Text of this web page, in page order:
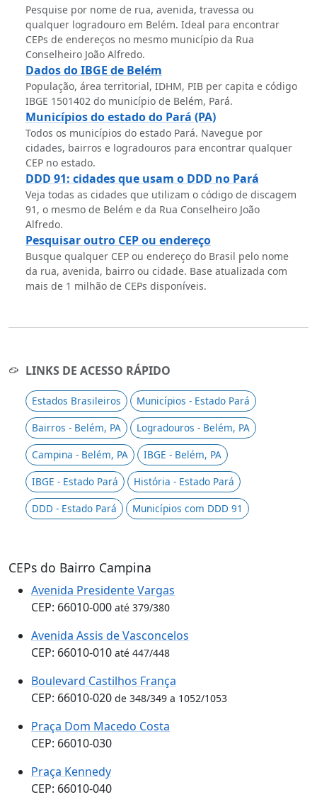
Pesquise por nome de rua, avenida, travessa ou
qualquer logradouro em Belém. Ideal para encontrar
CEPs de endereços no mesmo município da Rua
Conselheiro João Alfredo.
Dados do IBGE de Belém
População, área territorial, IDHM, PIB per capita e código
IBGE 1501402 do município de Belém, Pará.
Municípios do estado do Pará (PA)
Todos os municípios do estado Pará. Navegue por
cidades, bairros e logradouros para encontrar qualquer
CEP no estado.
DDD 91: cidades que usam o DDD no Pará
Veja todas as cidades que utilizam o código de discagem
91, o mesmo de Belém e da Rua Conselheiro João
Alfredo.
Pesquisar outro CEP ou endereço
Busque qualquer CEP ou endereço do Brasil pelo nome
da rua, avenida, bairro ou cidade. Base atualizada com
mais de 1 milhão de CEPs disponíveis.
LINKS DE ACESSO RÁPIDO
Estados Brasileiros
Municípios - Estado Pará
Bairros - Belém, PA
Logradouros - Belém, PA
Campina - Belém, PA
IBGE - Belém, PA
IBGE - Estado Pará
História - Estado Pará
DDD - Estado Pará
Municípios com DDD 91
CEPs do Bairro Campina
Avenida Presidente Vargas
CEP: 66010-000 até 379/380
Avenida Assis de Vasconcelos
CEP: 66010-010 até 447/448
Boulevard Castilhos França
CEP: 66010-020 de 348/349 a 1052/1053
Praça Dom Macedo Costa
CEP: 66010-030
Praça Kennedy
CEP: 66010-040